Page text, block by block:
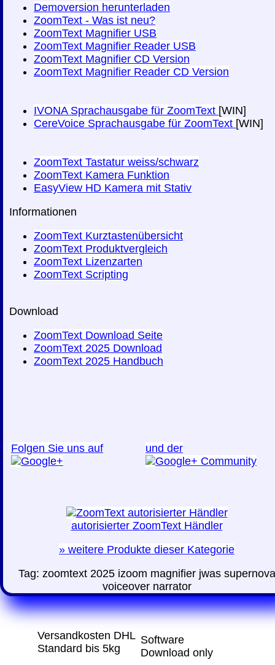
Demoversion herunterladen
ZoomText - Was ist neu?
ZoomText Magnifier USB
ZoomText Magnifier Reader USB
ZoomText Magnifier CD Version
ZoomText Magnifier Reader CD Version
IVONA Sprachausgabe für ZoomText [WIN]
CereVoice Sprachausgabe für ZoomText [WIN]
ZoomText Tastatur weiss/schwarz
ZoomText Kamera Funktion
EasyView HD Kamera mit Stativ
Informationen
ZoomText Kurztastenübersicht
ZoomText Produktvergleich
ZoomText Lizenzarten
ZoomText Scripting
Download
ZoomText Download Seite
ZoomText 2025 Download
ZoomText 2025 Handbuch
Folgen Sie uns auf und der
autorisierter ZoomText Händler
» weitere Produkte dieser Kategorie
Tag: zoomtext 2025izoom magnifierjwassupernova
voiceovernarrator
Versandkosten DHL
Standard bis 5kg
Software
Download only